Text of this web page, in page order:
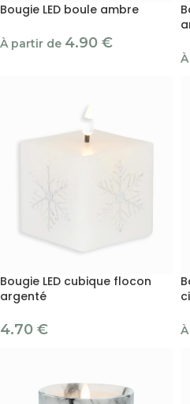
Bougie LED boule ambre
À partir de 4.90 €
Bougie LED cubique flocon
argenté
4.70 €